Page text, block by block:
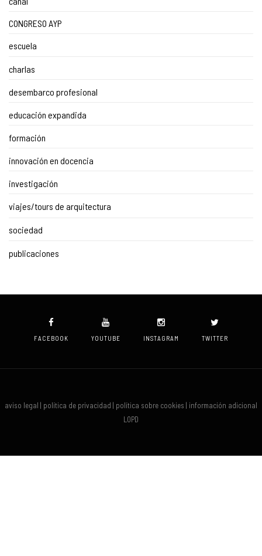
CONGRESO AYP
escuela
charlas
desembarco profesional
educación expandida
formación
innovación en docencia
investigación
viajes/tours de arquitectura
sociedad
publicaciones
FACEBOOK YOUTUBE INSTAGRAM TWITTER
aviso legal | política de privacidad | política sobre cookies | información adicional
LOPD